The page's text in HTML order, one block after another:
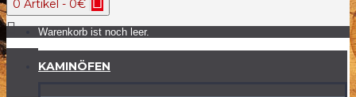
0 Artikel - 0€
Warenkorb ist noch leer.
KAMINÖFEN